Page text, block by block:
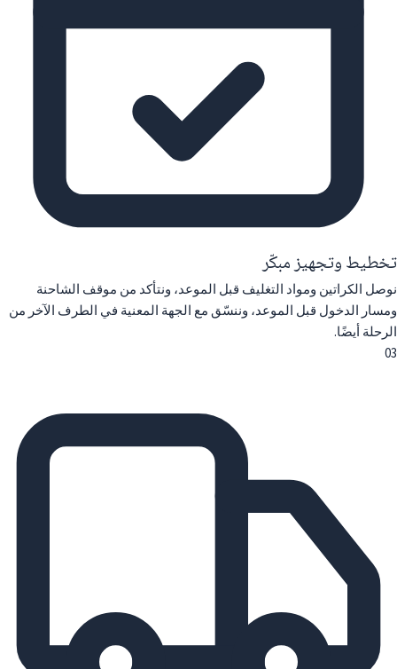
تخطيط وتجهيز مبكّر
نوصل الكراتين ومواد التغليف قبل الموعد، ونتأكد من موقف الشاحنة
ومسار الدخول قبل الموعد، وننسّق مع الجهة المعنية في الطرف الآخر من
الرحلة أيضًا.
03